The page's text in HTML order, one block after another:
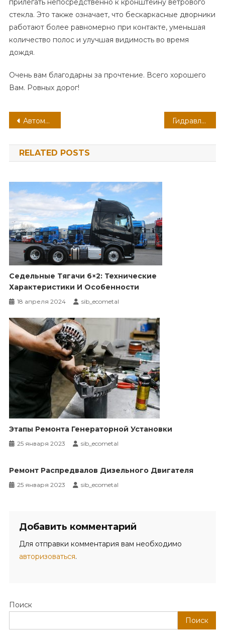
прилегать непосредственно к кронштейну ветрового
стекла. Это также означает, что бескаркасные дворники
работают более равномерно при контакте, уменьшая
количество полос и улучшая видимость во время
дождя.
Очень вам благодарны за прочтение. Всего хорошего
Вам. Ровных дорог!
Навигация
по
записям
Автоматическая коробка перемены передач Гидравлические домкраты марки Epont и Avk-line
RELATED POSTS
Седельные Тягачи 6×2: Технические
Характеристики И Особенности
18 апреля 2024 sib_ecometal
Этапы Ремонта Генераторной Установки
25 января 2023 sib_ecometal
Ремонт Распредвалов Дизельного Двигателя
25 января 2023 sib_ecometal
Добавить комментарий
Для отправки комментария вам необходимо
авторизоваться.
Поиск
Поиск